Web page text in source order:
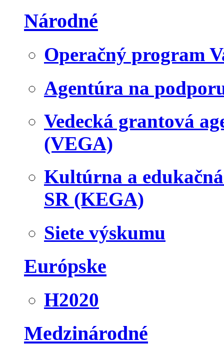
Národné
Operačný program
Agentúra na
Vedecká grantová
(VEGA)
Kultúrna a
SR (KEGA)
Siete výskumu
Európske
H2020
Medzinárodné